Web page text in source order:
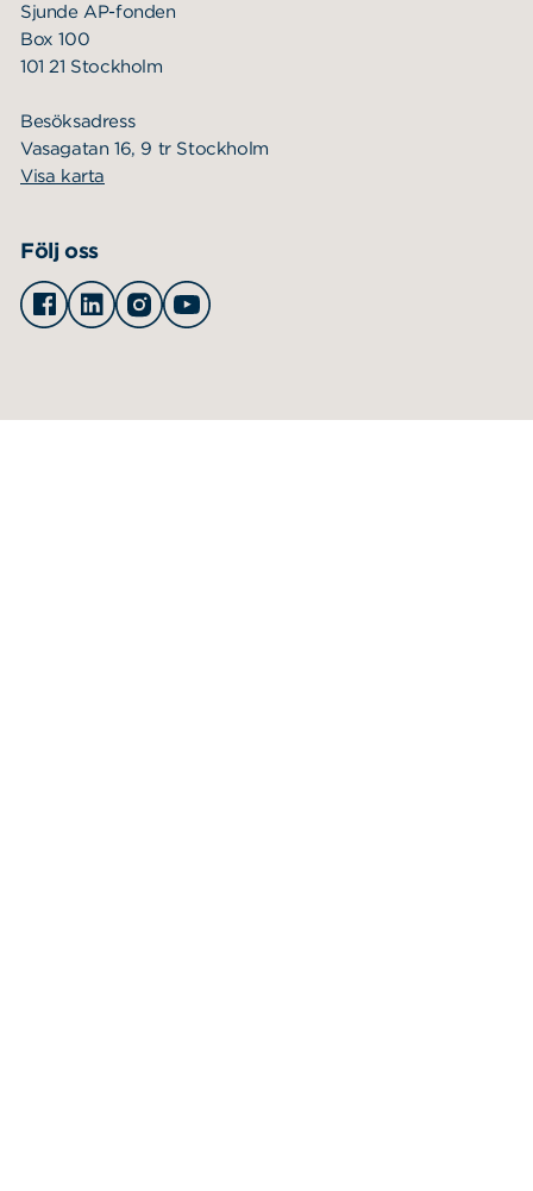
Sjunde AP-fonden
Box 100
101 21 Stockholm
Besöksadress
Vasagatan 16, 9 tr Stockholm
Visa karta
Följ oss
Facebook
LinkedinInstagramYoutube